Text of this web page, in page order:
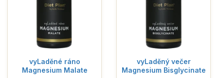
vyLaděné ráno
Magnesium Malate
vyLaděný večer
Magnesium Bisglycinate